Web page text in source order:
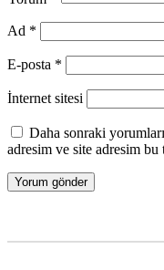
Ad *
E-posta *
İnternet sitesi
Daha sonraki
adresim ve site adresim bu